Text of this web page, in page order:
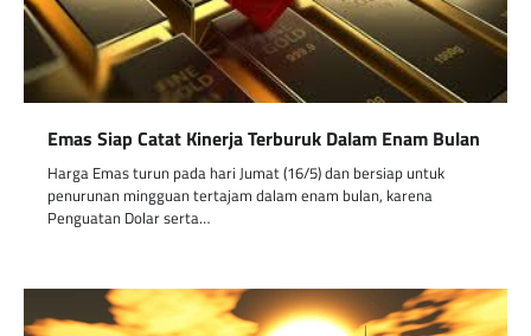
Emas Siap Catat Kinerja Terburuk Dalam Enam Bulan
Harga Emas turun pada hari Jumat (16/5) dan bersiap untuk
penurunan mingguan tertajam dalam enam bulan, karena
Penguatan Dolar serta…